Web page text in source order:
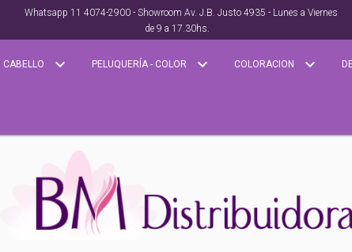
Whatsapp 11 4074-2900 - Showroom Av. J.B. Justo 4935 - Lunes a Viernes
de 9 a 17.30hs.
CABELLO PELUQUERÍA - COLOR COLORACION